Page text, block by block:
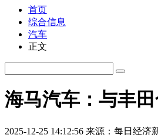
首页
综合信息
汽车
正文
海马汽车：与丰
2025-12-25 14:12:56 来源：每日经济